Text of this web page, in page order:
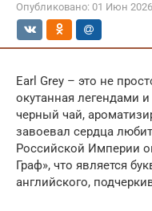
Опубликовано: 01 Июн 2026
Earl Grey – это не
окутанная легендами
черный чай,
завоевал сердца
Российской Империи
Граф», что является
английского,